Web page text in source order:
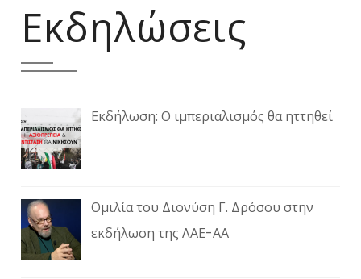
Εκδηλώσεις
Εκδήλωση: Ο ιμπεριαλισμός θα ηττηθεί
Ομιλία του Διονύση Γ. Δρόσου στην
εκδήλωση της ΛΑΕ-ΑΑ